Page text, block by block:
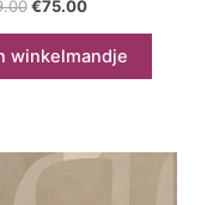
Oorspronkelijke
was:
€149.00.
€75.00Huidige
€75.00.
winkelmandje